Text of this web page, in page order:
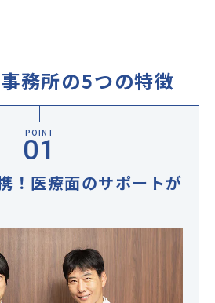
務所の5つの特徴
POINT
！医療面のサポートが